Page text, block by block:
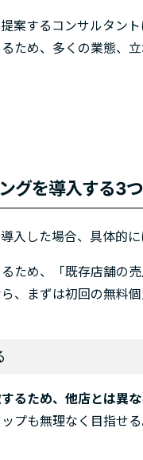
案するコンサルタン
ため、多くの業態、立
グを導入する3
入した場合、具体的
ため、「既存店舗の
、まずは初回の無料個
るため、他店とは異
プも無理なく目指せる